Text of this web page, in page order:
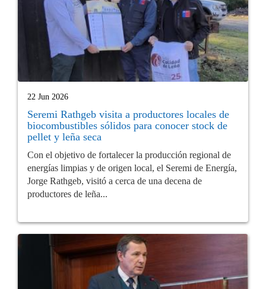
22 Jun 2026
Seremi Rathgeb visita a productores locales de
biocombustibles sólidos para conocer stock de
pellet y leña seca
Con el objetivo de fortalecer la producción regional de
energías limpias y de origen local, el Seremi de Energía,
Jorge Rathgeb, visitó a cerca de una decena de
productores de leña...